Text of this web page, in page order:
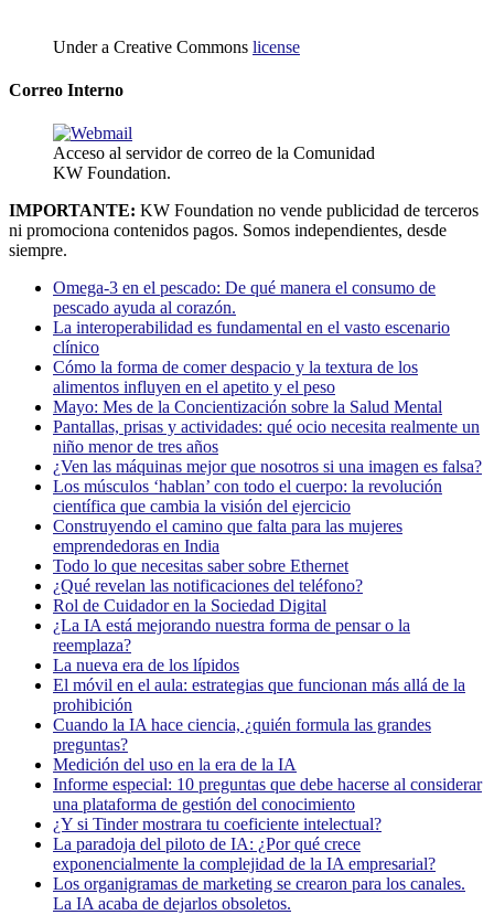
Under a Creative Commons license
Correo Interno
Acceso al servidor de correo de la Comunidad
KW Foundation.
IMPORTANTE: KW Foundation no vende publicidad de terceros
ni promociona contenidos pagos. Somos independientes, desde
siempre.
Omega-3 en el pescado: De qué manera el consumo de
pescado ayuda al corazón.
La interoperabilidad es fundamental en el vasto escenario
clínico
Cómo la forma de comer despacio y la textura de los
alimentos influyen en el apetito y el peso
Mayo: Mes de la Concientización sobre la Salud Mental
Pantallas, prisas y actividades: qué ocio necesita realmente un
niño menor de tres años
¿Ven las máquinas mejor que nosotros si una imagen es falsa?
Los músculos ‘hablan’ con todo el cuerpo: la revolución
científica que cambia la visión del ejercicio
Construyendo el camino que falta para las mujeres
emprendedoras en India
Todo lo que necesitas saber sobre Ethernet
¿Qué revelan las notificaciones del teléfono?
Rol de Cuidador en la Sociedad Digital
¿La IA está mejorando nuestra forma de pensar o la
reemplaza?
La nueva era de los lípidos
El móvil en el aula: estrategias que funcionan más allá de la
prohibición
Cuando la IA hace ciencia, ¿quién formula las grandes
preguntas?
Medición del uso en la era de la IA
Informe especial: 10 preguntas que debe hacerse al considerar
una plataforma de gestión del conocimiento
¿Y si Tinder mostrara tu coeficiente intelectual?
La paradoja del piloto de IA: ¿Por qué crece
exponencialmente la complejidad de la IA empresarial?
Los organigramas de marketing se crearon para los canales.
La IA acaba de dejarlos obsoletos.